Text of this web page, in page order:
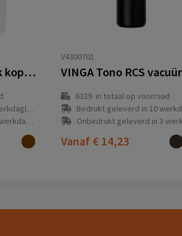
Vasa 500 ml houtlook koperen vacuum geïsoleerde fles
V4300701
6329 in totaal op voorraad
Bedrukt geleverd in 10
Onbedrukt geleverd in 3
Vanaf € 14,23